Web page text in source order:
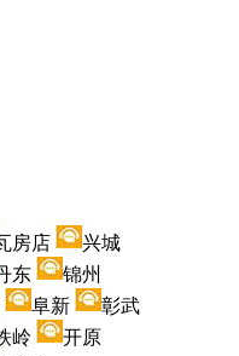
房店
兴城
东
锦州
阜新
彰武
岭
开原